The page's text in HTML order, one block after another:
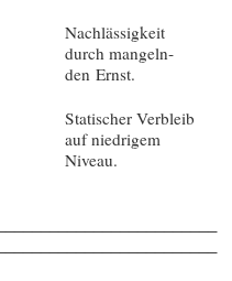
Nach­läs­sig­keit
durch man­geln­
den Ernst.
Sta­ti­scher Ver­bleib
auf nied­ri­gem
Niveau.